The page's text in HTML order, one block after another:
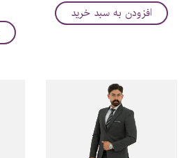
افزودن به سبد خرید